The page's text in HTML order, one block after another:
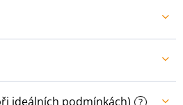
ideálních podmínkách) ?